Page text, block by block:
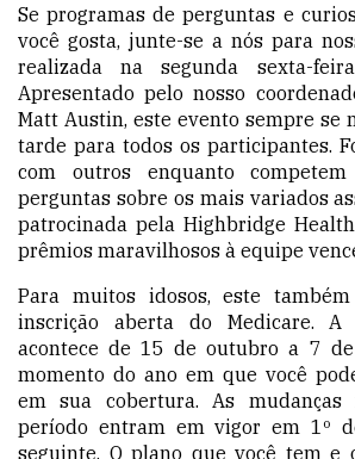
Se programas de perguntas e
você gosta, junte-se a nós para
realizada na segunda sexta-
Apresentado pelo nosso
Matt Austin, este evento sempre se
tarde para todos os participantes.
com outros enquanto
perguntas sobre os mais variados
patrocinada pela Highbridge
prêmios maravilhosos à equipe
Para muitos idosos, este
inscrição aberta do Medicare. A
acontece de 15 de outubro a 7
momento do ano em que você
em sua cobertura. As
período entram em vigor em 1º
seguinte. O plano que você tem e